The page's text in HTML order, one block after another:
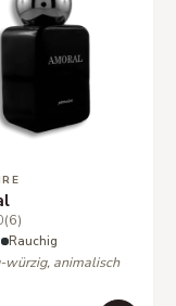
(6)
Rauchig
würzig, animalisch